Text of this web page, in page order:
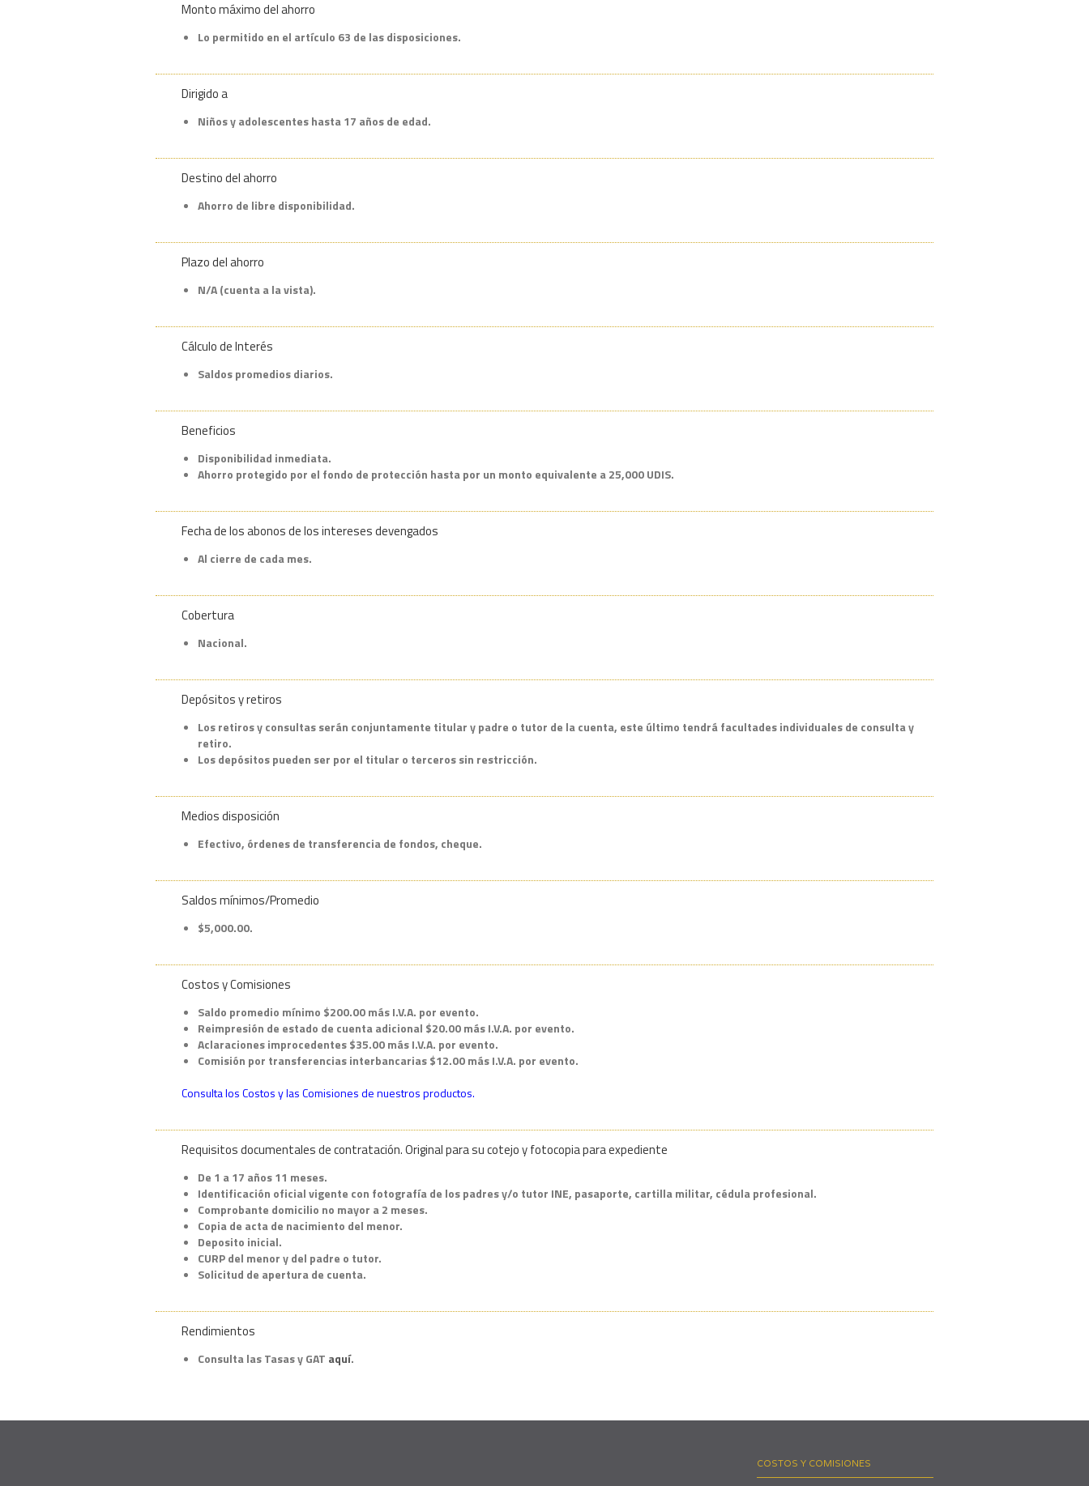
Monto máximo del ahorro
Lo permitido en el artículo 63 de las disposiciones.
Dirigido a
Niños y adolescentes hasta 17 años de edad.
Destino del ahorro
Ahorro de libre disponibilidad.
Plazo del ahorro
N/A (cuenta a la vista).
Cálculo de Interés
Saldos promedios diarios.
Beneficios
Disponibilidad inmediata.
Ahorro protegido por el fondo de protección hasta por un monto equivalente a 25,000 UDIS.
Fecha de los abonos de los intereses devengados
Al cierre de cada mes.
Cobertura
Nacional.
Depósitos y retiros
Los retiros y consultas serán conjuntamente titular y padre o tutor de la cuenta, este último tendrá facultades individuales de consulta y
retiro.
Los depósitos pueden ser por el titular o terceros sin restricción.
Medios disposición
Efectivo, órdenes de transferencia de fondos, cheque.
Saldos mínimos/Promedio
$5,000.00.
Costos y Comisiones
Saldo promedio mínimo $200.00 más I.V.A. por evento.
Reimpresión de estado de cuenta adicional $20.00 más I.V.A. por evento.
Aclaraciones improcedentes $35.00 más I.V.A. por evento.
Comisión por transferencias interbancarias $12.00 más I.V.A. por evento.
Consulta los Costos y las Comisiones de nuestros productos.
Requisitos documentales de contratación. Original para su cotejo y fotocopia para expediente
De 1 a 17 años 11 meses.
Identificación oficial vigente con fotografía de los padres y/o tutor INE, pasaporte, cartilla militar, cédula profesional.
Comprobante domicilio no mayor a 2 meses.
Copia de acta de nacimiento del menor.
Deposito inicial.
CURP del menor y del padre o tutor.
Solicitud de apertura de cuenta.
Rendimientos
Consulta las Tasas y GAT aquí.
COSTOS Y COMISIONES